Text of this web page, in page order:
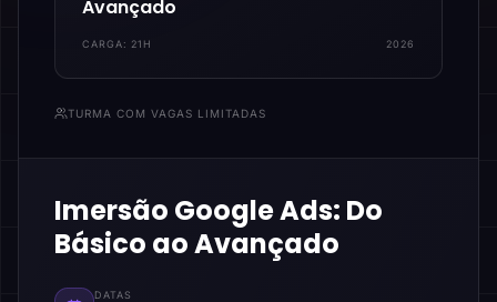
Avançado
CARGA: 21H 2026
TURMA COM VAGAS LIMITADAS
Imersão Google Ads: Do
Básico ao Avançado
DATAS